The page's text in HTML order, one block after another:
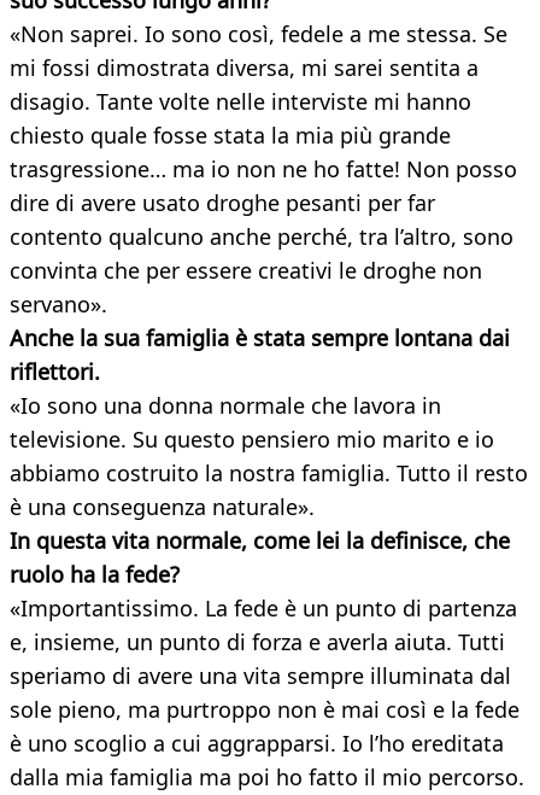
«Non saprei. Io sono così, fedele a me stessa. Se
mi fossi dimostrata diversa, mi sarei sentita a
disagio. Tante volte nelle interviste mi hanno
chiesto quale fosse stata la mia più grande
trasgressione… ma io non ne ho fatte! Non posso
dire di avere usato droghe pesanti per far
contento qualcuno anche perché, tra l’altro, sono
convinta che per essere creativi le droghe non
servano».
Anche la sua famiglia è stata sempre lontana dai
riflettori.
«Io sono una donna normale che lavora in
televisione. Su questo pensiero mio marito e io
abbiamo costruito la nostra famiglia. Tutto il resto
è una conseguenza naturale».
In questa vita normale, come lei la definisce, che
ruolo ha la fede?
«Importantissimo. La fede è un punto di partenza
e, insieme, un punto di forza e averla aiuta. Tutti
speriamo di avere una vita sempre illuminata dal
sole pieno, ma purtroppo non è mai così e la fede
è uno scoglio a cui aggrapparsi. Io l’ho ereditata
dalla mia famiglia ma poi ho fatto il mio percorso.